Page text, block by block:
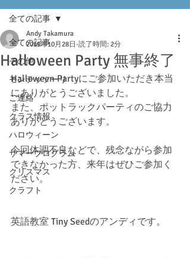
全ての記事
その他
モンテッソーリ
ご連絡
クラス情報
ハロウィーン
サマープログラム
クリスマス
クラフト
全ての記事
Halloween Party 無事終了
Andy Takamura
2019年10月28日 読了時間: 2分
Halloween Partyにご参加いただき本当
にありがとうございました。
また、ポットラックパーティのご協力
ありがとうございます。
今回体調不良などで、残念ながら参加
できなかった方、来年はぜひご参加く
ださい。
英語教室 Tiny Seedのアンディです。